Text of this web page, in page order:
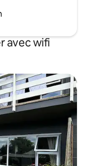
avec wifi
aimés